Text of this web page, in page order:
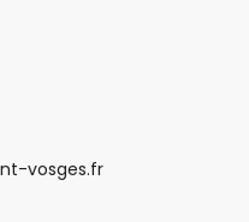
vosges.fr